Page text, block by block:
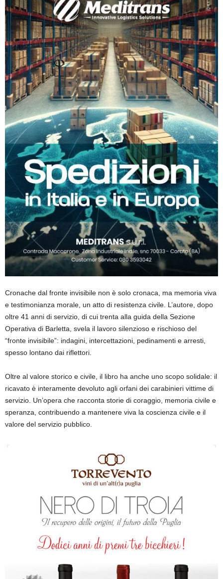
Cronache dal fronte invisibile non è solo cronaca, ma memoria viva
e testimonianza morale, un atto di resistenza civile. L’autore, dopo
oltre 41 anni di servizio, di cui trenta alla guida della Sezione
Operativa di Barletta, svela il lavoro silenzioso e rischioso del
“fronte invisibile”: indagini, intercettazioni, pedinamenti e arresti,
spesso lontano dai riflettori.
Oltre al valore storico e civile, il libro ha anche uno scopo solidale: il
ricavato è interamente devoluto agli orfani dei carabinieri vittime di
servizio. Un’opera che racconta storie di coraggio, memoria civile e
speranza, contribuendo a mantenere viva la coscienza civile e il
valore del servizio pubblico.